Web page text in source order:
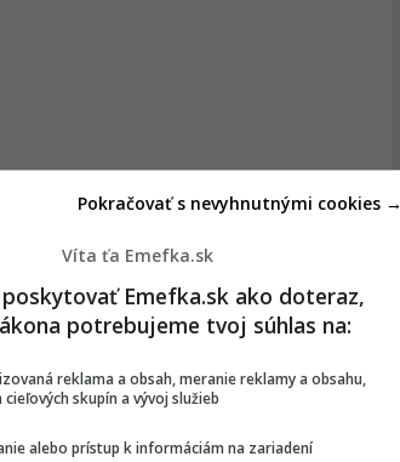
Víta ťa Emefka.sk
Emefka.sk ako doteraz,
potrebujeme tvoj súhlas na:
reklama a obsah, meranie reklamy a obsahu,
skupín a vývoj služieb
alebo prístup k informáciám na zariadení
Pokračovať s nevyhnutnými cookies →